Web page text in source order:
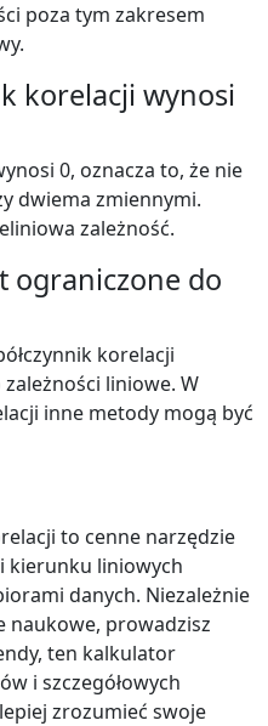
poza tym zakresem
korelacji wynosi
0, oznacza to, że nie
dwiema zmiennymi.
zależność.
ograniczone do
korelacji
liniowe. W
inne metody mogą być
to cenne narzędzie
kierunku liniowych
danych. Niezależnie
naukowe, prowadzisz
ten kalkulator
i szczegółowych
zrozumieć swoje